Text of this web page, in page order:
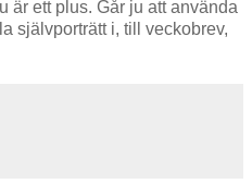
är ett plus. Går ju att använda
självporträtt i, till veckobrev,